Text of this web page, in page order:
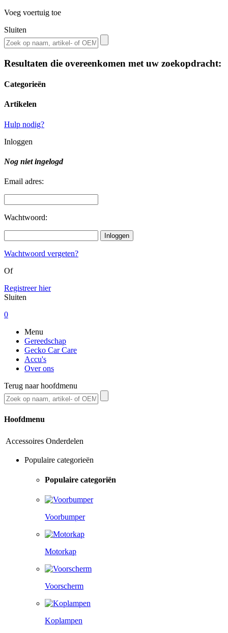
Voeg voertuig toe
Sluiten
Resultaten die overeenkomen met uw zoekopdracht:
Categorieën
Artikelen
Hulp nodig?
Inloggen
Nog niet ingelogd
Email adres:
Wachtwoord:
Wachtwoord vergeten?
Of
Registreer hier
Sluiten
0
Menu
Gereedschap
Gecko Car Care
Accu's
Over ons
Terug naar hoofdmenu
Hoofdmenu
Accessoires Onderdelen
Populaire categorieën
Populaire categoriën
Voorbumper
Motorkap
Voorscherm
Koplampen